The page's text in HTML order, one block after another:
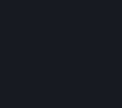
zamknięcie swojego
korzystania z Portfela
ma obowiązku zwrotu
Użytkownik może
zamówienia Subskrypcji,
grze, gdy włączone są
Portfela Steam, i kupując
postanowień sekcji 3.I,
podlegają zwrotowi ani